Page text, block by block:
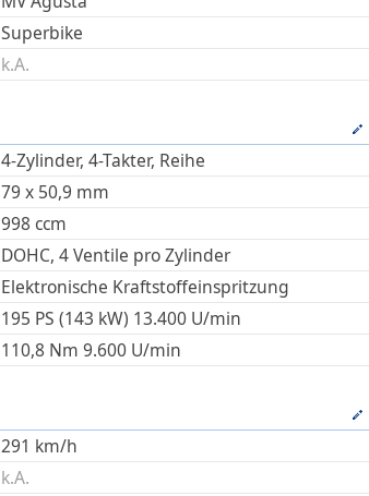
Superbike
k.A.
4-Zylinder, 4-Takter, Reihe
79 x 50,9 mm
998 ccm
DOHC, 4 Ventile pro Zylinder
Elektronische Kraftstoffeinspritzung
195 PS (143 kW) 13.400 U/min
110,8 Nm 9.600 U/min
291 km/h
k.A.